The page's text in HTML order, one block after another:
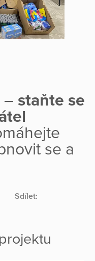
– staňte se
se a
Sdílet: